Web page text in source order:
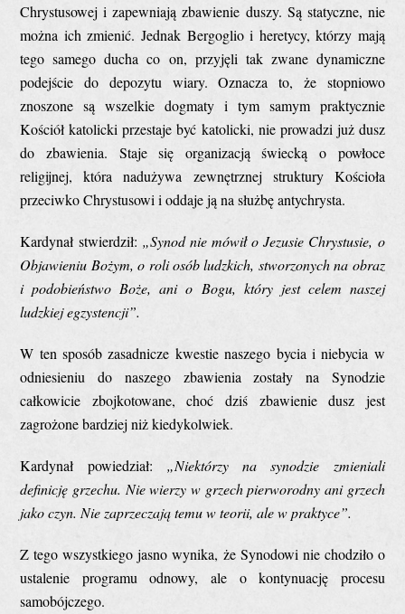
Chrystusowej i zapewniają zbawienie duszy. Są statyczne, nie
można ich zmienić. Jednak Bergoglio i heretycy, którzy mają
tego samego ducha co on, przyjęli tak zwane dynamiczne
podejście do depozytu wiary. Oznacza to, że stopniowo
znoszone są wszelkie dogmaty i tym samym praktycznie
Kościół katolicki przestaje być katolicki, nie prowadzi już dusz
do zbawienia. Staje się organizacją świecką o powłoce
religijnej, która nadużywa zewnętrznej struktury Kościoła
przeciwko Chrystusowi i oddaje ją na służbę antychrysta.
Kardynał stwierdził: „Synod nie mówił o Jezusie Chrystusie, o
Objawieniu Bożym, o roli osób ludzkich, stworzonych na obraz
i podobieństwo Boże, ani o Bogu, który jest celem naszej
ludzkiej egzystencji”.
W ten sposób zasadnicze kwestie naszego bycia i niebycia w
odniesieniu do naszego zbawienia zostały na Synodzie
całkowicie zbojkotowane, choć dziś zbawienie dusz jest
zagrożone bardziej niż kiedykolwiek.
Kardynał powiedział: „Niektórzy na synodzie zmieniali
definicję grzechu. Nie wierzy w grzech pierworodny ani grzech
jako czyn. Nie zaprzeczają temu w teorii, ale w praktyce”.
Z tego wszystkiego jasno wynika, że Synodowi nie chodziło o
ustalenie programu odnowy, ale o kontynuację procesu
samobójczego.